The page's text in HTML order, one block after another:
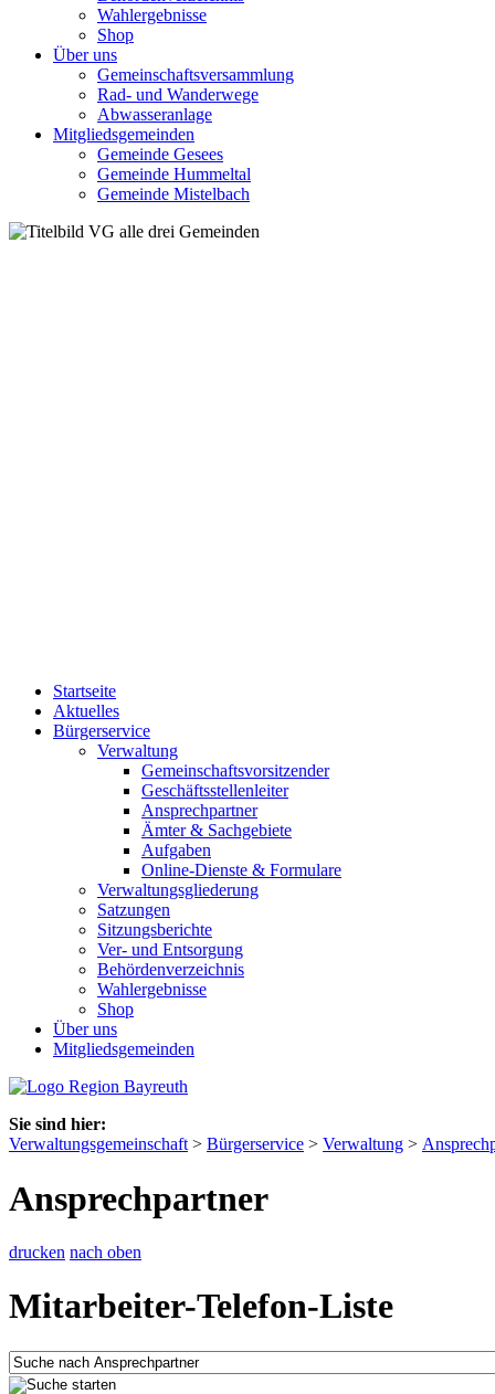
Wahlergebnisse
Shop
Über uns
Gemeinschaftsversammlung
Rad- und Wanderwege
Abwasseranlage
Mitgliedsgemeinden
Gemeinde Gesees
Gemeinde Hummeltal
Gemeinde Mistelbach
Startseite
Aktuelles
Bürgerservice
Verwaltung
Gemeinschaftsvorsitzender
Geschäftsstellenleiter
Ansprechpartner
Ämter & Sachgebiete
Aufgaben
Online-Dienste & Formulare
Verwaltungsgliederung
Satzungen
Sitzungsberichte
Ver- und Entsorgung
Behördenverzeichnis
Wahlergebnisse
Shop
Über uns
Mitgliedsgemeinden
Sie sind hier:
Verwaltungsgemeinschaft > Bürgerservice > Verwaltung >
Ansprechpartner
drucken nach oben
Mitarbeiter-Telefon-Liste